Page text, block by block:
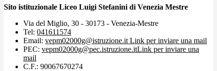
Sito istituzionale Liceo Luigi Stefanini di Venezia Mestre
Via del Miglio, 30 - 30173 - Venezia-Mestre
Tel: 041611574
Email: vepm02000g@istruzione.it Link per inviare una mail
PEC: vepm02000g@pec.istruzione.itLink per inviare una
mail
C.F.: 90067670274